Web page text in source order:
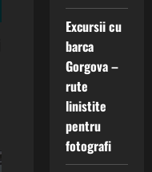
Excursii cu
barca
Gorgova –
rute
linistite
pentru
fotografi